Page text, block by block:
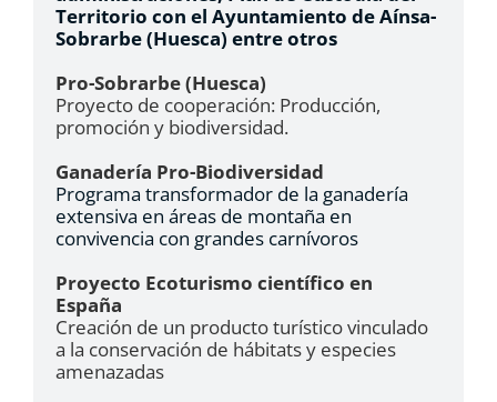
Territorio con el Ayuntamiento de Aínsa-
Sobrarbe (Huesca) entre otros
Pro-Sobrarbe (Huesca)
Proyecto de cooperación: Producción,
promoción y biodiversidad.
Ganadería Pro-Biodiversidad
Programa transformador de la ganadería
extensiva en áreas de montaña en
convivencia con grandes carnívoros
Proyecto Ecoturismo científico en
España
Creación de un producto turístico vinculado
a la conservación de hábitats y especies
amenazadas